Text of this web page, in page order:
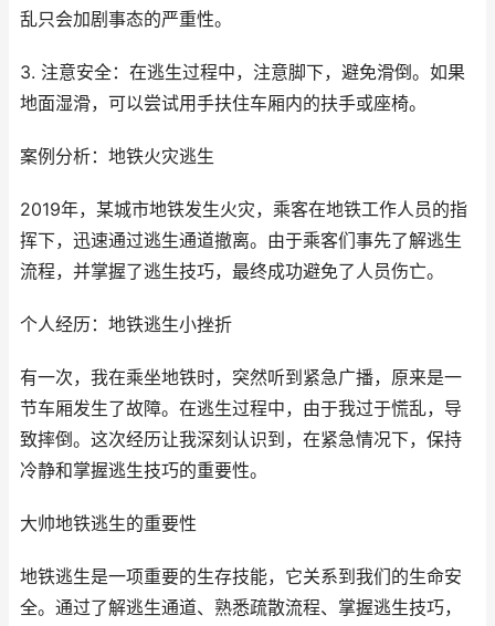
乱只会加剧事态的严重性。
3. 注意安全：在逃生过程中，注意脚下，避免滑倒。如果
地面湿滑，可以尝试用手扶住车厢内的扶手或座椅。
案例分析：地铁火灾逃生
2019年，某城市地铁发生火灾，乘客在地铁工作人员的指
挥下，迅速通过逃生通道撤离。由于乘客们事先了解逃生
流程，并掌握了逃生技巧，最终成功避免了人员伤亡。
个人经历：地铁逃生小挫折
有一次，我在乘坐地铁时，突然听到紧急广播，原来是一
节车厢发生了故障。在逃生过程中，由于我过于慌乱，导
致摔倒。这次经历让我深刻认识到，在紧急情况下，保持
冷静和掌握逃生技巧的重要性。
大帅地铁逃生的重要性
地铁逃生是一项重要的生存技能，它关系到我们的生命安
全。通过了解逃生通道、熟悉疏散流程、掌握逃生技巧，